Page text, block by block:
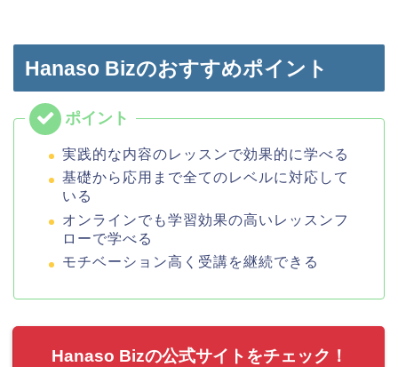
Hanaso Bizのおすすめポイント
実践的な内容のレッスンで効果的に学べる
基礎から応用まで全てのレベルに対応して
いる
オンラインでも学習効果の高いレッスンフ
ローで学べる
モチベーション高く受講を継続できる
Hanaso Bizの公式サイトをチェック！